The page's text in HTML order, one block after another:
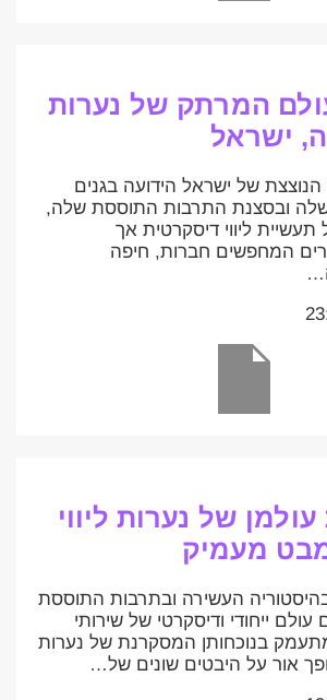
המרתק של נערות
ישראל
של ישראל הידועה בגנים
ובסצנת התרבות התוססת שלה,
ליווי דיסקרטית אך
המחפשים חברות, חיפה
של נערות ליווי
מעמיק
העשירה ובתרבות התוססת
ייחודי ודיסקרטי של שירותי
בנוכחותן המסקרנת של נערות
אור על היבטים שונים של…